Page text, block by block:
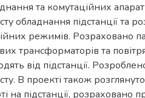
та комутаційних
обладнання підстанції та
режимів. Розраховано
трансформаторів та
від підстанції.
В проекті також
на підстанції, розраховано